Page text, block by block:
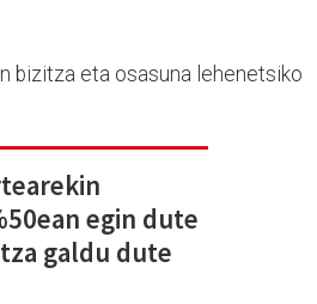
bizitza eta osasuna lehenetsiko
egin dute
galdu dute